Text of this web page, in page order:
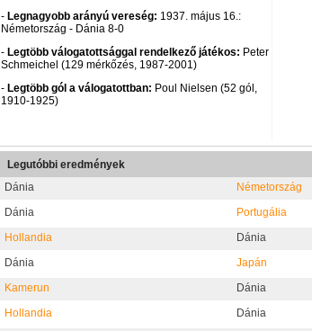
- Legnagyobb arányú vereség: 1937. május 16.:
Németország - Dánia 8-0
- Legtöbb válogatottsággal rendelkező játékos: Peter
Schmeichel (129 mérkőzés, 1987-2001)
- Legtöbb gól a válogatottban: Poul Nielsen (52 gól,
1910-1925)
Legutóbbi eredmények
Dánia
Németország
Dánia
Portugália
Hollandia
Dánia
Dánia
Japán
Kamerun
Dánia
Hollandia
Dánia